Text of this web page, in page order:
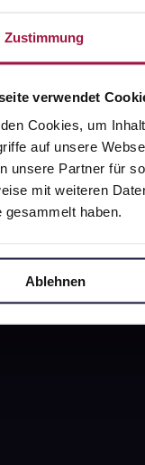
Zustimmung
verwendet
Cookies, um
auf unsere
unsere Partner für
mit weiteren
gesammelt haben.
Ablehnen